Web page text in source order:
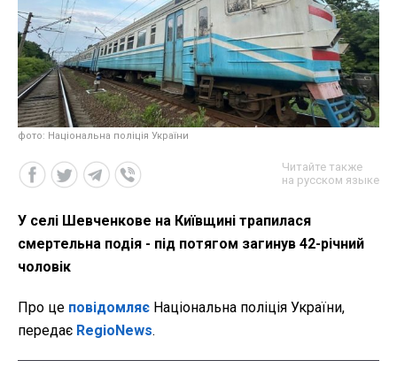
фото: Національна поліція України
Читайте также
на русском языке
У селі Шевченкове на Київщині трапилася
смертельна подія - під потягом загинув 42-річний
чоловік
Про це повідомляє Національна поліція України,
передає RegioNews.